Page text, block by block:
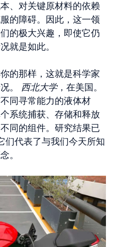
、对关键原材料的依赖
的障碍。因此，这一领
的极大兴趣，即使它仍
就是如此。
的那样，这就是科学家
。 西北大学，在美国。
同寻常能力的液体材
系统捕获、存储和释放
同的组件。研究结果已
们代表了与我们今天所知
。